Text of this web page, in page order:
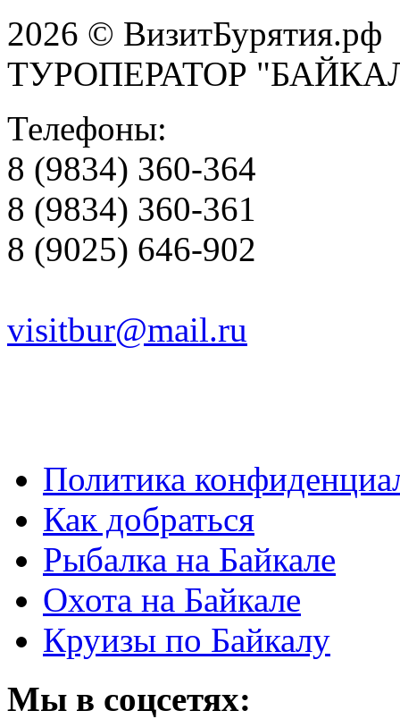
2026 © ВизитБурятия.рф
ТУРОПЕРАТОР
Телефоны:
8 (9834) 360-364
8 (9834) 360-361
8 (9025) 646-902
visitbur@mail.ru
Политика
Как добраться
Рыбалка на Байкале
Охота на Байкале
Круизы по Байкалу
Мы в соцсетях: